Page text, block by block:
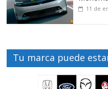
11 de
Tu marca puede